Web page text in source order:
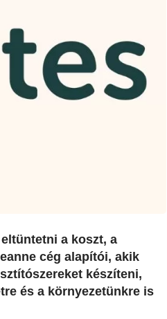
a koszt, a
cég alapítói, akik
készíteni,
és a környezetünkre is